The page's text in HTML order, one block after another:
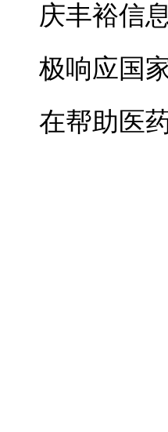
庆丰裕信
极响应国
在帮助医